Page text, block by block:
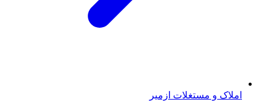
املاک و مستغلات ازمیر